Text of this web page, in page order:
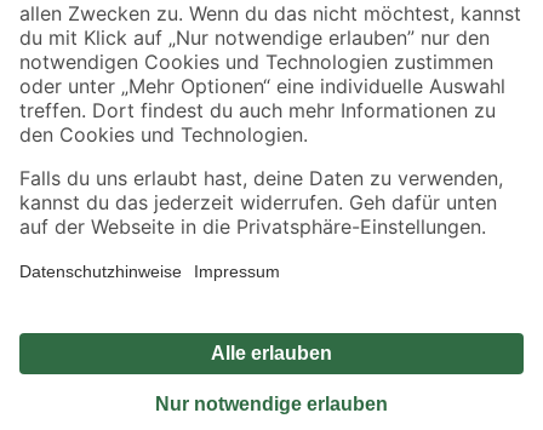
Jetzt die toom-App herunterladen
Alle Preisangaben in EUR inkl. gesetzl. MwSt.. Die dargestellten Angebote sind unter
Umständen nicht in allen Märkten verfügbar. Die angegebenen Verfügbarkeiten beziehen
Produkte nur solange der Vorrat reicht.
*Paketversand ab 59 € versandkostenfrei, gilt nicht für Artikel mit Speditionsversand, hier
Privatsphäre Impressum
Nutzungsbedingungen
Widerrufsrecht
Vertrag widerrufen